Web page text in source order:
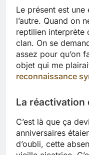
Le présent est
l’autre. Quand on
reptilien interprète
clan. On se
assez pour qu’on
objet qui me
reconnaissance
La réactivation
C’est là que ça
anniversaires
d’oubli, cette